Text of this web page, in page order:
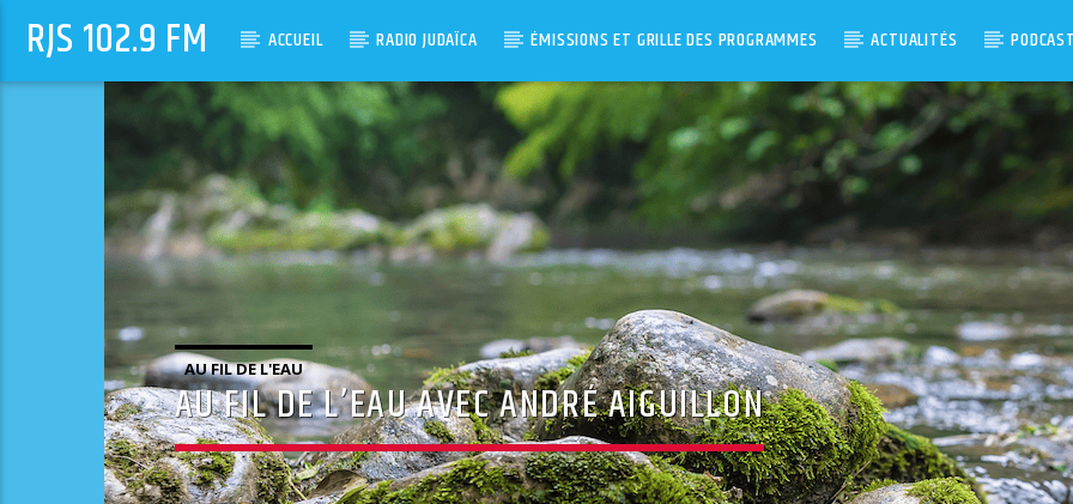
RJS 102.9 FM ACCUEIL RADIO JUDAÏCA ÉMISSIONS ET GRILLE DES PROGRAMMES ACTUALITÉS
AU FIL DE L'EAU
AU FIL DE L’EAU AVEC ANDRÉ AIGUILLON